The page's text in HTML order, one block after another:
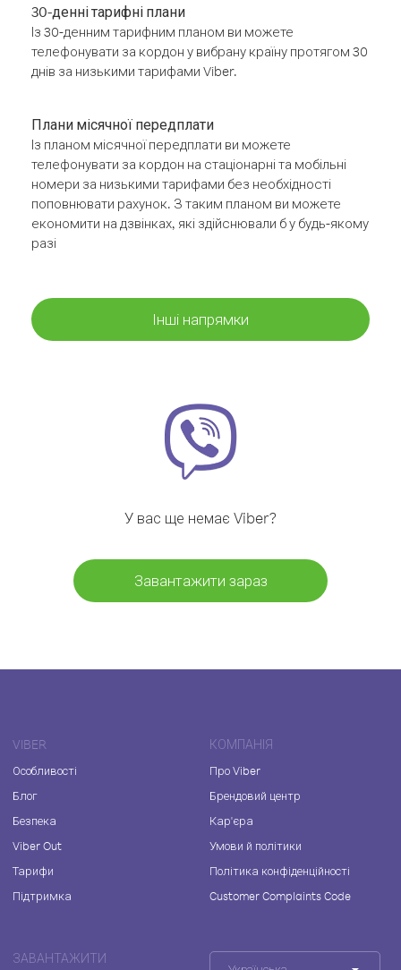
30-денні тарифні плани
Із 30-денним тарифним планом ви можете
телефонувати за кордон у вибрану країну протягом 30
днів за низькими тарифами Viber.
Плани місячної передплати
Із планом місячної передплати ви можете
телефонувати за кордон на стаціонарні та мобільні
номери за низькими тарифами без необхідності
поповнювати рахунок. З таким планом ви можете
економити на дзвінках, які здійснювали б у будь-якому
разі
Інші напрямки
У вас ще немає Viber?
Завантажити зараз
VIBER
Особливості
Блог
Безпека
Viber Out
Тарифи
Підтримка
КОМПАНІЯ
Про Viber
Брендовий центр
Кар'єра
Умови й політики
Політика конфіденційності
Customer Complaints Code
ЗАВАНТАЖИТИ